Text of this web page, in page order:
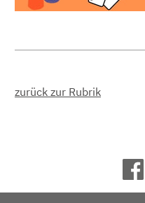
zurück zur Rubrik